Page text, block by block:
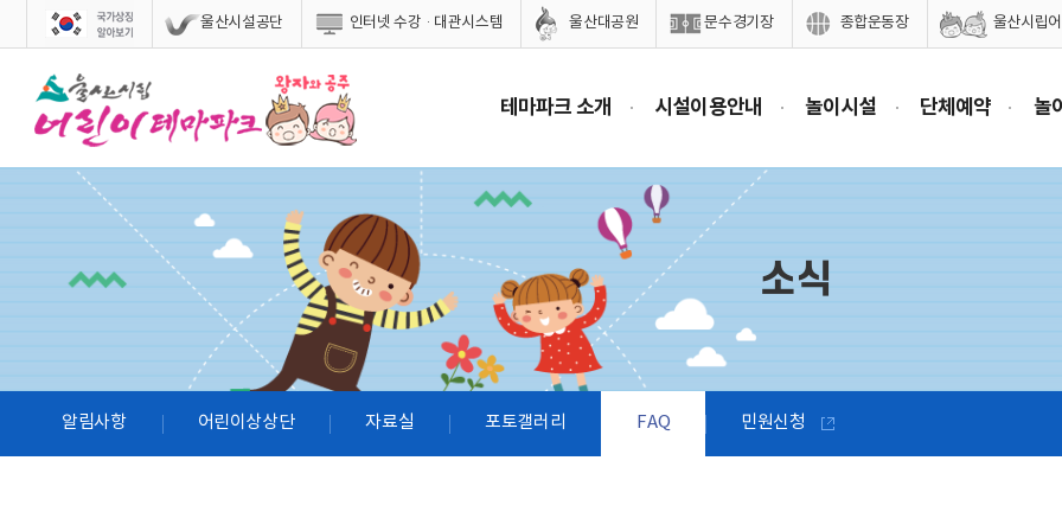
스킵네비게이션 울산시설공단 인터넷 수강·대관시스템 울산대공원 문수경기장 종합운동장 울산시립
테마파크 소개 시설이용안내 놀이시설 단체예약 놀
소식
알림사항 어린이상상단 자료실 포토갤러리 FAQ 민원신청